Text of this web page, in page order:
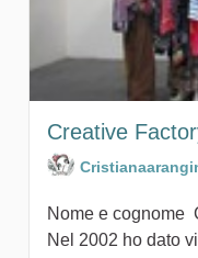
Creative
Nome e cognome
Nel 2002 ho dato